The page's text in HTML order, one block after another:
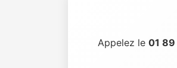
Appelez le 01